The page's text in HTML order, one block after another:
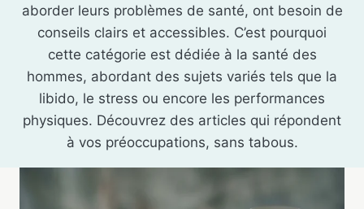
aborder leurs problèmes de santé, ont besoin de
conseils clairs et accessibles. C’est pourquoi
cette catégorie est dédiée à la santé des
hommes, abordant des sujets variés tels que la
libido, le stress ou encore les performances
physiques. Découvrez des articles qui répondent
à vos préoccupations, sans tabous.